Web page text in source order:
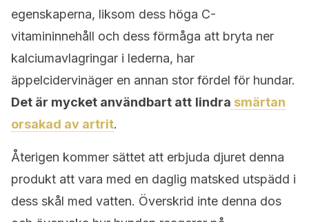
egenskaperna, liksom dess höga C-
vitamininnehåll och dess förmåga att bryta ner
kalciumavlagringar i lederna, har
äppelcidervinäger en annan stor fördel för hundar.
Det är mycket användbart att lindra smärtan
orsakad av artrit.
Återigen kommer sättet att erbjuda djuret denna
produkt att vara med en daglig matsked utspädd i
dess skål med vatten. Överskrid inte denna dos